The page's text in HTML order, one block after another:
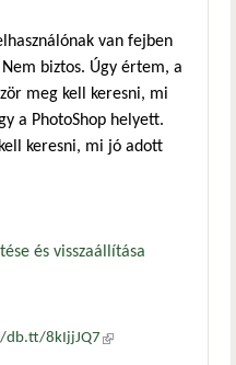
van fejben
biztos. Úgy értem, a
meg kell keresni, mi
a PhotoShop helyett.
keresni, mi jó adott
és visszaállítása
db.tt/8kIjjJQ7 (külső